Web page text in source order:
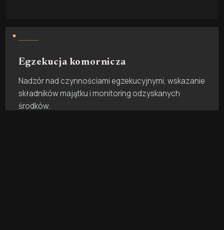
Egzekucja komornicza
Nadzór nad czynnościami egzekucyjnymi, wskazanie
składników majątku i monitoring odzyskanych
środków.